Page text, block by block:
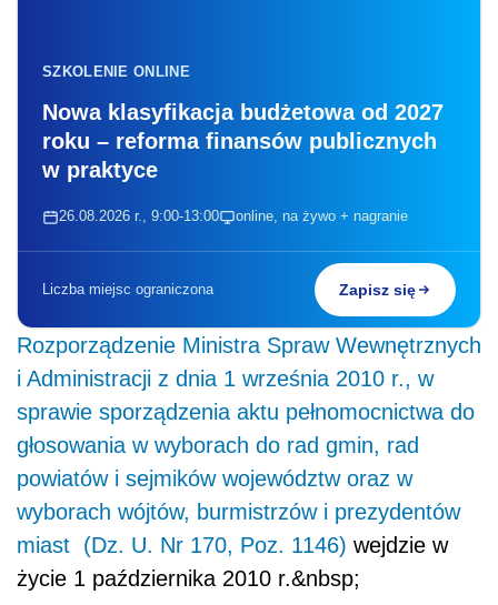
SZKOLENIE ONLINE
Nowa klasyfikacja budżetowa od 2027
roku – reforma finansów publicznych
w praktyce
26.08.2026 r., 9:00-13:00 online, na żywo + nagranie
Liczba miejsc ograniczona Zapisz się
Rozporządzenie Ministra Spraw Wewnętrznych
i Administracji z dnia 1 września 2010 r., w
sprawie sporządzenia aktu pełnomocnictwa do
głosowania w wyborach do rad gmin, rad
powiatów i sejmików województw oraz w
wyborach wójtów, burmistrzów i prezydentów
miast (Dz. U. Nr 170, Poz. 1146) wejdzie w
życie 1 października 2010 r.&nbsp;